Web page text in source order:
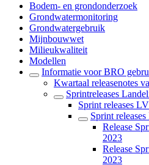
Bodem- en grondonderzoek
Grondwatermonitoring
Grondwatergebruik
Mijnbouwwet
Milieukwaliteit
Modellen
Informatie voor BRO
Kwartaal releasenotes
Sprintreleases
Sprint releases
Sprint
Release
2023
Release
2023